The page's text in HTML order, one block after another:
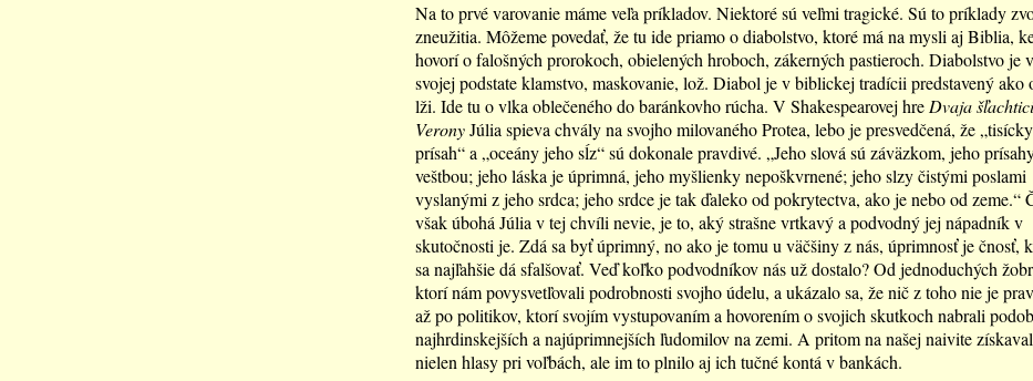
Na to prvé varovanie máme veľa príkladov. Niektoré sú veľmi tragické. Sú to príklady
zneužitia. Môžeme povedať, že tu ide priamo o diabolstvo, ktoré má na mysli aj Biblia,
hovorí o falošných prorokoch, obielených hroboch, zákerných pastieroch. Diabolstvo je
svojej podstate klamstvo, maskovanie, lož. Diabol je v biblickej tradícii predstavený ako
lži. Ide tu o vlka oblečeného do baránkovho rúcha. V Shakespearovej hre Dvaja
VeronyJúlia spieva chvály na svojho milovaného Protea, lebo je presvedčená, že
prísah“ a „oceány jeho sĺz“ sú dokonale pravdivé. „Jeho slová sú záväzkom, jeho
veštbou; jeho láska je úprimná, jeho myšlienky nepoškvrnené; jeho slzy čistými poslami
vyslanými z jeho srdca; jeho srdce je tak ďaleko od pokrytectva, ako je nebo od zeme.“
však úbohá Júlia v tej chvíli nevie, je to, aký strašne vrtkavý a podvodný jej nápadník v
skutočnosti je. Zdá sa byť úprimný, no ako je tomu u väčšiny z nás, úprimnosť je čnosť,
sa najľahšie dá sfalšovať. Veď koľko podvodníkov nás už dostalo? Od jednoduchých
ktorí nám povysvetľovali podrobnosti svojho údelu, a ukázalo sa, že nič z toho nie je
až po politikov, ktorí svojím vystupovaním a hovorením o svojich skutkoch nabrali
najhrdinskejších a najúprimnejších ľudomilov na zemi. A pritom na našej naivite
nielen hlasy pri voľbách, ale im to plnilo aj ich tučné kontá v bankách.